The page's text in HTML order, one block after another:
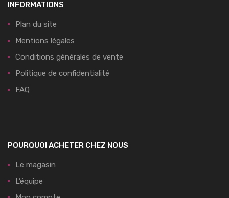
INFORMATIONS
Plan du site
Mentions légales
Conditions générales de vente
Politique de confidentialité
FAQ
POURQUOI ACHETER CHEZ NOUS
Le magasin
L’équipe